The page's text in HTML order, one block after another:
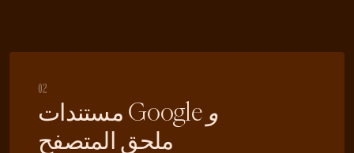
02
مستندات Google و
ملحق المتصفح